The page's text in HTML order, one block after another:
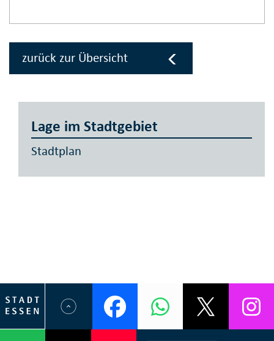
zurück zur Übersicht
Lage im Stadtgebiet
Stadtplan